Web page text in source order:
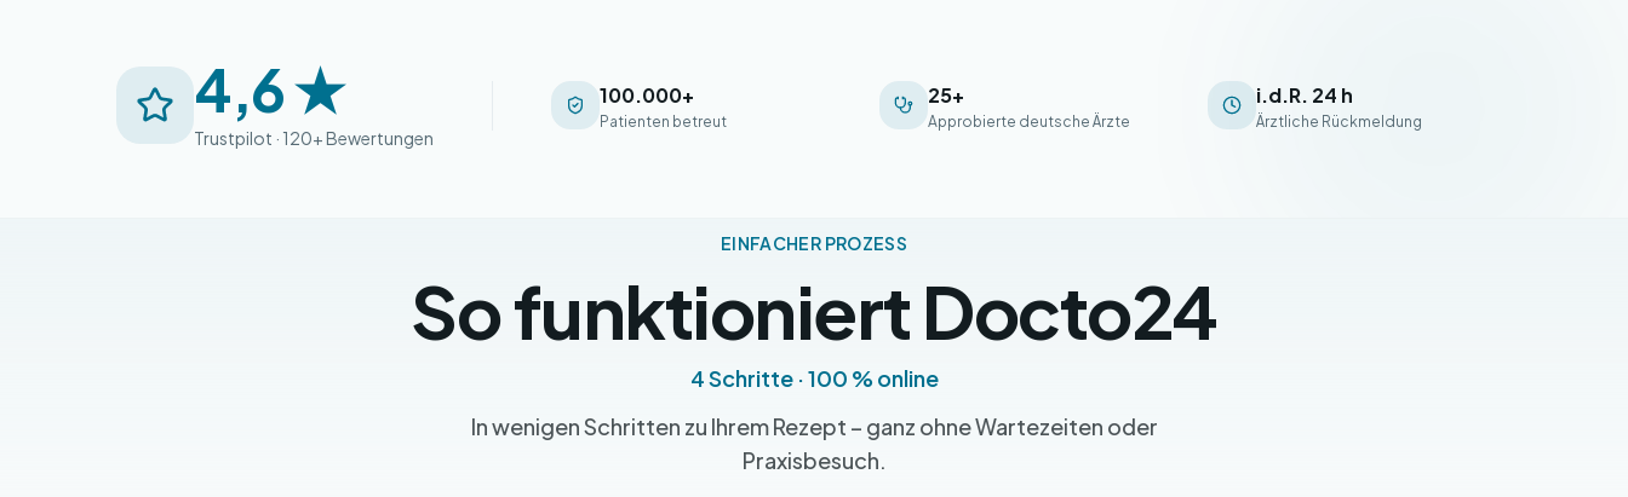
4,6 ★
Trustpilot · 120+ Bewertungen
100.000+
Patienten betreut
25+
Approbierte deutsche Ärzte
i.d.R. 24 h
Ärztliche Rückmeldung
EINFACHER PROZESS
So funktioniert Docto24
4 Schritte · 100 % online
In wenigen Schritten zu Ihrem Rezept – ganz ohne Wartezeiten oder
Praxisbesuch.